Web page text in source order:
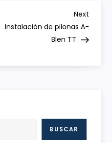
Next
Post
Next
Instalación de pilonas A-
Blen TT
BUSCAR